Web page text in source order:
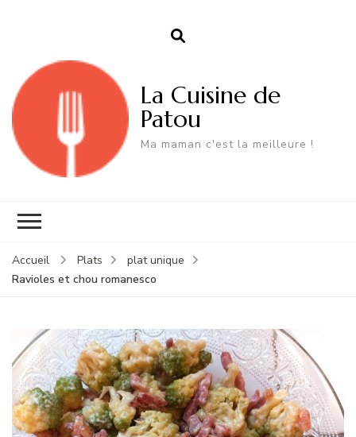
La Cuisine de
Patou
Ma maman c'est la meilleure !
Accueil Plats
plat unique
Ravioles et chou romanesco